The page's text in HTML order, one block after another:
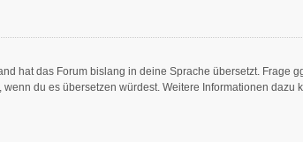
hat das Forum bislang in deine Sprache übersetzt. Frage
du es übersetzen würdest. Weitere Informationen dazu